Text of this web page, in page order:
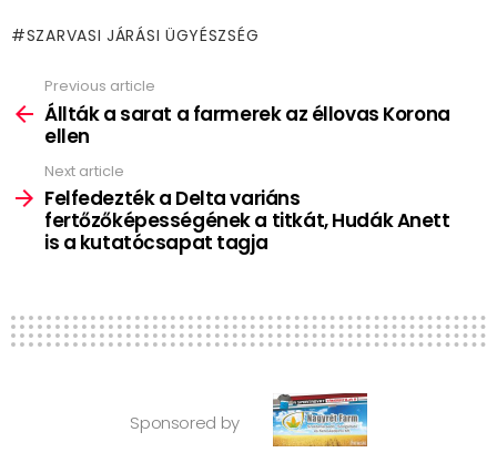
SZARVASI JÁRÁSI ÜGYÉSZSÉG
more
Previous article
Állták a sarat a farmerek az éllovas Korona
ellen
Next article
Felfedezték a Delta variáns
fertőzőképességének a titkát, Hudák Anett
is a kutatócsapat tagja
Sponsored by